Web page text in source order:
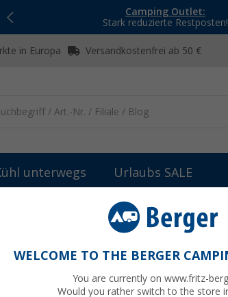
Camping Outlet:
Stark reduzierte Restposten!
in Europa Versandkostenfrei ab 50 €
unterwegs Urlaubs SALE
Tambu Setu 4 Kuppelzelt für 4
aus recyceltem Polyester
WELCOME TO THE BERGER
You are currently on www.fritz-
Would you rather switch to the store